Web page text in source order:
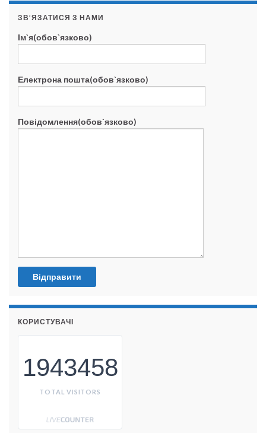
ЗВ’ЯЗАТИСЯ З НАМИ
Ім`я(обов`язково)
Електрона пошта(обов`язково)
Повідомлення(обов`язково)
КОРИСТУВАЧІ
1943458
TOTAL VISITORS